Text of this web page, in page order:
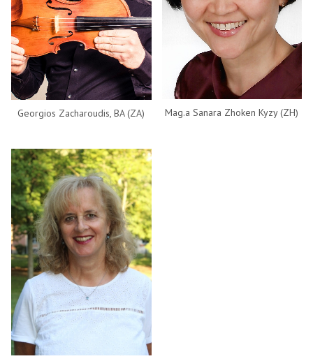
Georgios Zacharoudis, BA (ZA) Mag.a Sanara Zhoken Kyzy (ZH)